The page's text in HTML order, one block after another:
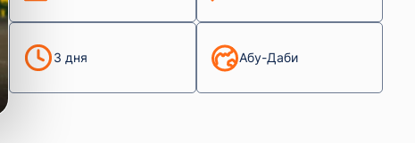
3 дня Абу-Даби